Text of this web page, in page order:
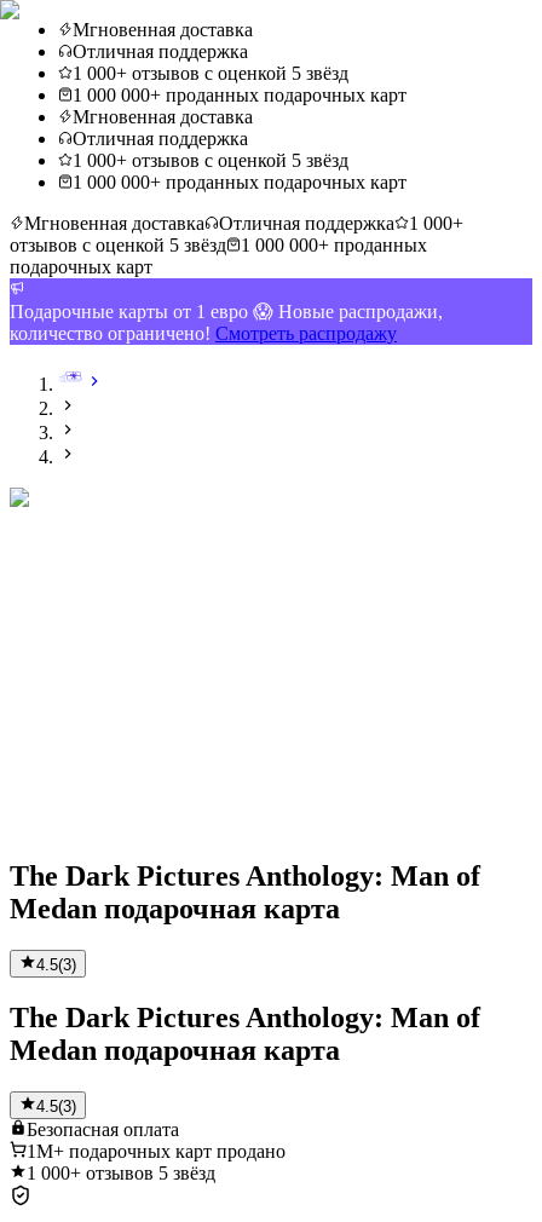
Мгновенная доставка
Отличная поддержка
1 000+ отзывов с оценкой 5 звёзд
1 000 000+ проданных подарочных карт
Мгновенная доставка
Отличная поддержка
1 000+ отзывов с оценкой 5 звёзд
1 000 000+ проданных подарочных карт
Мгновенная доставка
Отличная поддержка
1 000+
отзывов с оценкой 5 звёзд
1 000 000+ проданных
подарочных карт
Подарочные карты от 1 евро 😱 Новые распродажи,
количество ограничено! Смотреть распродажу
The Dark Pictures Anthology: Man of
Medan подарочная карта
4.5(3)
The Dark Pictures Anthology: Man of
Medan подарочная карта
4.5(3)
Безопасная оплата
1M+ подарочных карт продано
1 000+ отзывов 5 звёзд